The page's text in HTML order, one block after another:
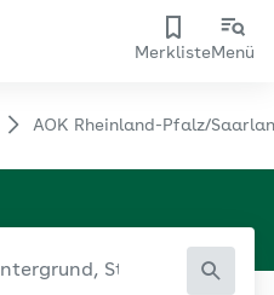
MerklisteMenü
AOK Rheinland-Pfalz/